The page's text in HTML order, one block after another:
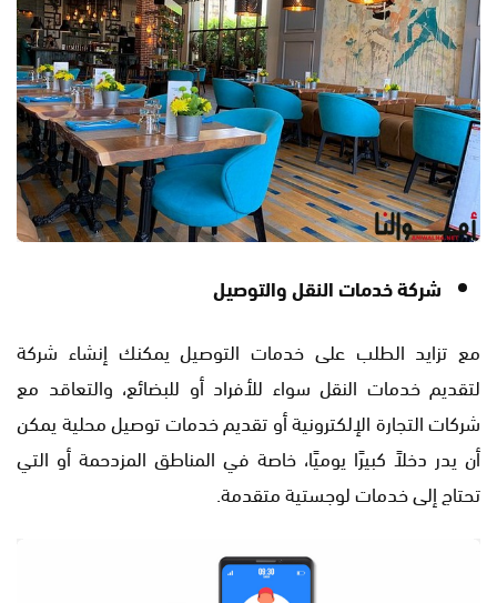
شركة خدمات النقل والتوصيل
مع تزايد الطلب على خدمات التوصيل يمكنك إنشاء شركة
لتقديم خدمات النقل سواء للأفراد أو للبضائع، والتعاقد مع
شركات التجارة الإلكترونية أو تقديم خدمات توصيل محلية يمكن
أن يدر دخلاً كبيرًا يوميًا، خاصة في المناطق المزدحمة أو التي
تحتاج إلى خدمات لوجستية متقدمة.